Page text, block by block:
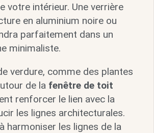
votre intérieur. Une verrière
en aluminium noire ou
parfaitement dans un
minimaliste.
verdure, comme des plantes
de la fenêtre de toit
renforcer le lien avec la
les lignes architecturales.
harmoniser les lignes de la